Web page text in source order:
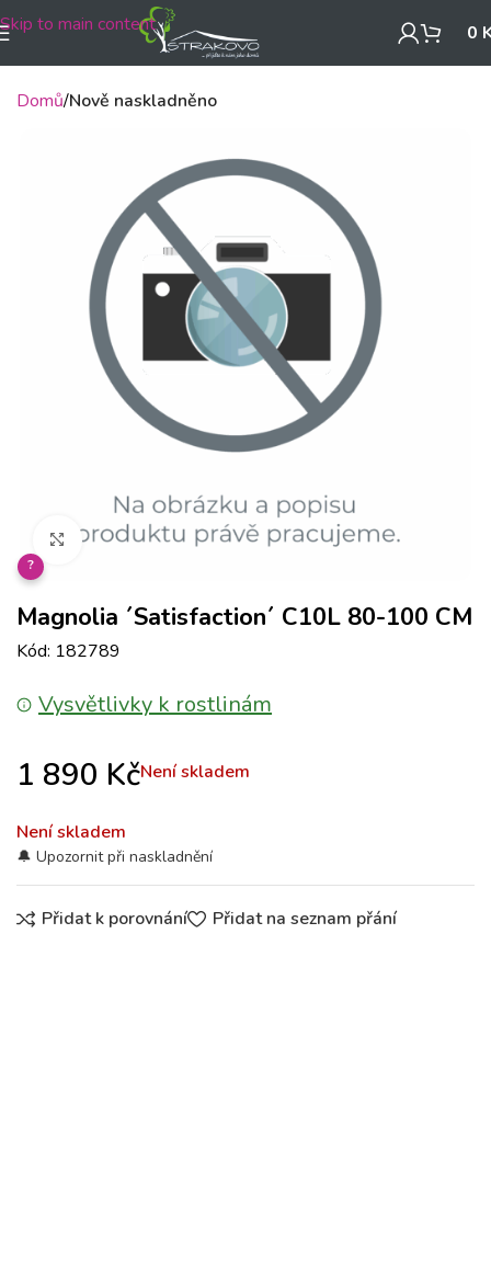
Skip to main content 0
Domů Nově naskladněno
Klikněte pro zvětšení
?
Magnolia ´Satisfaction´ C10L 80-100 CM
Kód: 182789
Vysvětlivky k rostlinám
1 890 KčNení skladem
Není skladem
Přidat k porovnání Přidat na seznam přání